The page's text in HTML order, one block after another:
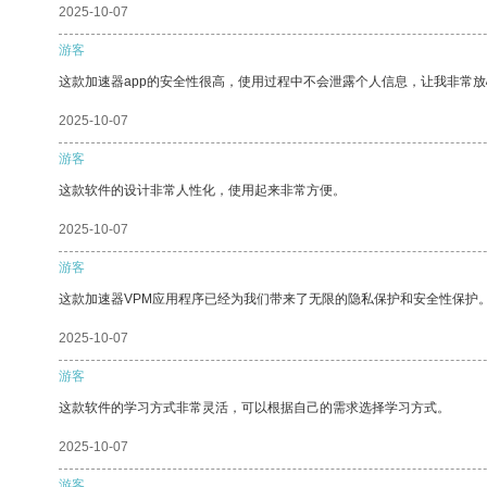
2025-10-07
游客
这款加速器app的安全性很高，使用过程中不会泄露个人信息，让我非常
2025-10-07
游客
这款软件的设计非常人性化，使用起来非常方便。
2025-10-07
游客
这款加速器VPM应用程序已经为我们带来了无限的隐私保护和安全性保护
2025-10-07
游客
这款软件的学习方式非常灵活，可以根据自己的需求选择学习方式。
2025-10-07